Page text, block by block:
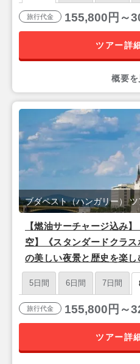
旅行代金 155,800円～
ツアー詳
概要を
【燃油サーチャージ込み
空】《スタンダードクラ
の美しい夜景と歴史を楽
ブダペスト（ハンガリー）
5日間 6日間 7日間
旅行代金 155,800円～
ツアー詳